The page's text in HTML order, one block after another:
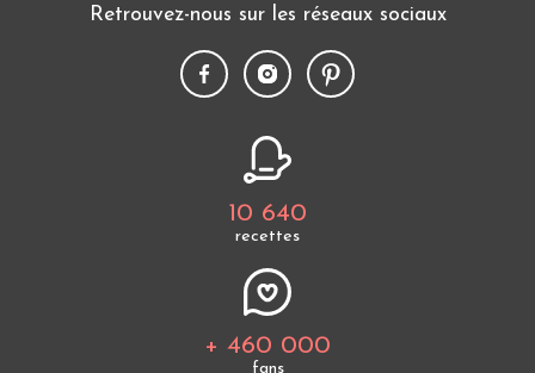
Retrouvez-nous sur les réseaux sociaux
10 640
recettes
+ 460 000
fans